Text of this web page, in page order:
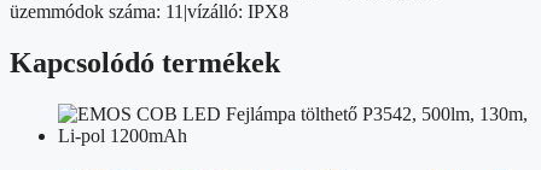
üzemmódok száma: 11|vízálló: IPX8
Kapcsolódó termékek